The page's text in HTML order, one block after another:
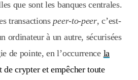
que sont les banques centrales.
transactionspeer-to-peer, c’est-
ordinateur à un autre, sécurisées
de pointe, en l’occurrence la
crypter et empêcher toute